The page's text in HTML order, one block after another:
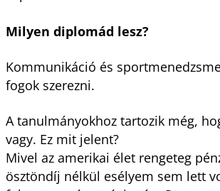
Milyen diplomád lesz?
Kommunikáció és
fogok szerezni.
A tanulmányokhoz tartozik még,
vagy. Ez mit jelent?
Mivel az amerikai élet rengeteg
ösztöndíj nélkül esélyem sem lett